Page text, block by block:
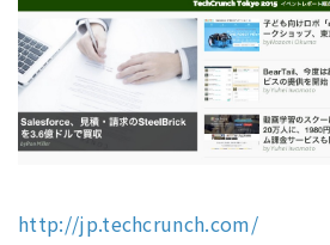
http://jp.techcrunch.com/